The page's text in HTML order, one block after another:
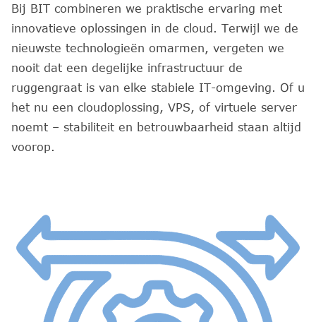
Bij BIT combineren we praktische ervaring met
innovatieve oplossingen in de cloud. Terwijl we de
nieuwste technologieën omarmen, vergeten we
nooit dat een degelijke infrastructuur de
ruggengraat is van elke stabiele IT-omgeving. Of u
het nu een cloudoplossing, VPS, of virtuele server
noemt – stabiliteit en betrouwbaarheid staan altijd
voorop.